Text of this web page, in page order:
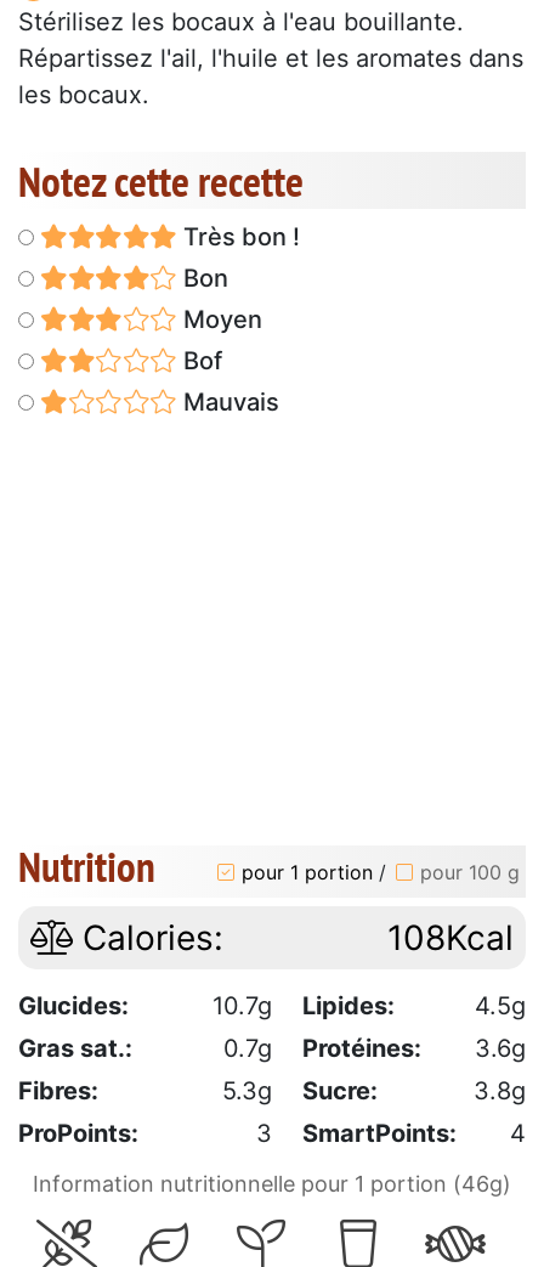
Stérilisez les bocaux à l'eau bouillante.
Répartissez l'ail, l'huile et les aromates dans
les bocaux.
Notez cette recette
Très bon !
Bon
Moyen
Bof
Mauvais
Nutrition pour 1 portion / pour 100 g
Calories: 108Kcal
Glucides: 10.7g Lipides:
4.5g
Gras sat.:
0.7g Protéines:
3.6g
Fibres:
5.3g Sucre:
3.8g
ProPoints:
3 SmartPoints: 4
Information nutritionnelle pour 1 portion (46g)